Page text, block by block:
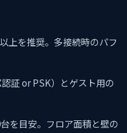
上を推奨。多接続時のパフ
証 or PSK）とゲスト用の
を目安。フロア面積と壁の